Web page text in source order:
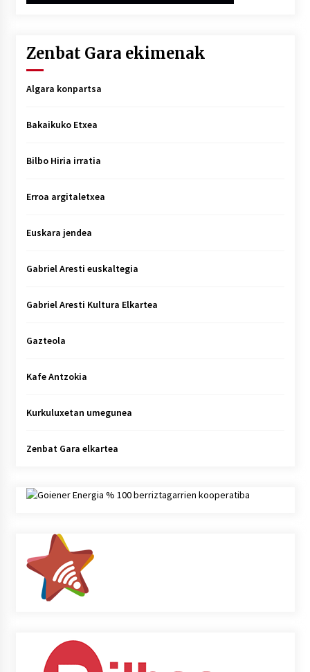
Zenbat Gara ekimenak
Algara konpartsa
Bakaikuko Etxea
Bilbo Hiria irratia
Erroa argitaletxea
Euskara jendea
Gabriel Aresti euskaltegia
Gabriel Aresti Kultura Elkartea
Gazteola
Kafe Antzokia
Kurkuluxetan umegunea
Zenbat Gara elkartea